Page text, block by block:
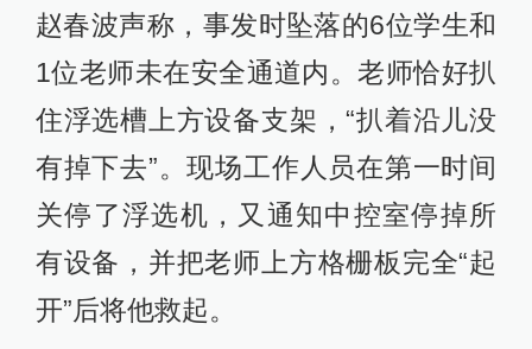
赵春波声称，事发时坠落的6位学生和
1位老师未在安全通道内。老师恰好扒
住浮选槽上方设备支架，“扒着沿儿没
有掉下去”。现场工作人员在第一时间
关停了浮选机，又通知中控室停掉所
有设备，并把老师上方格栅板完全“起
开”后将他救起。